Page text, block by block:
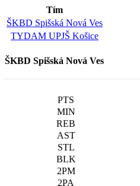
Tím
ŠKBD Spišská Nová Ves
TYDAM UPJŠ Košice
ŠKBD Spišská Nová Ves